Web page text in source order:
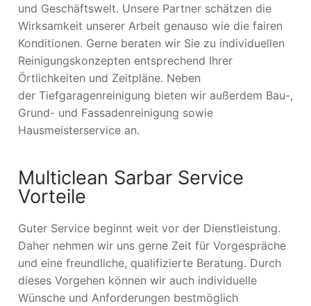
und Geschäftswelt. Unsere Partner schätzen die
Wirksamkeit unserer Arbeit genauso wie die fairen
Konditionen. Gerne beraten wir Sie zu individuellen
Reinigungskonzepten entsprechend Ihrer
Örtlichkeiten und Zeitpläne. Neben
der Tiefgaragenreinigung bieten wir außerdem Bau-,
Grund- und Fassadenreinigung sowie
Hausmeisterservice an.
Multiclean Sarbar Service
Vorteile
Guter Service beginnt weit vor der Dienstleistung.
Daher nehmen wir uns gerne Zeit für Vorgespräche
und eine freundliche, qualifizierte Beratung. Durch
dieses Vorgehen können wir auch individuelle
Wünsche und Anforderungen bestmöglich